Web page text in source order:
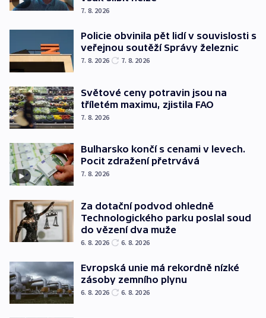
7. 8. 2026
Policie obvinila pět lidí v souvislosti s
veřejnou soutěží Správy železnic
7. 8. 2026 7. 8. 2026
Světové ceny potravin jsou na
tříletém maximu, zjistila FAO
7. 8. 2026
Bulharsko končí s cenami v levech.
Pocit zdražení přetrvává
7. 8. 2026
Za dotační podvod ohledně
Technologického parku poslal soud
do vězení dva muže
6. 8. 2026 6. 8. 2026
Evropská unie má rekordně nízké
zásoby zemního plynu
6. 8. 2026 6. 8. 2026